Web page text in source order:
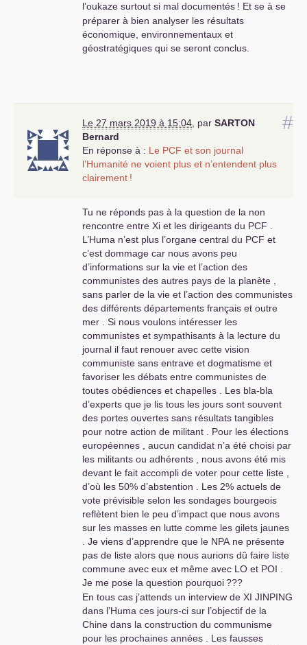
courage, JPPage
l’oukaze surtout si mal documentés ! Et se à se
préparer à bien analyser les résultats
économique, environnementaux et
géostratégiques qui se seront conclus.
#
Le 27 mars 2019 à 15:04 par SARTON
Bernard
En réponse à : Le PCF et son journal
l’Humanité ne voient plus et n’entendent plus
clairement !
Tu ne réponds pas à la question de la non
rencontre entre Xi et les dirigeants du PCF
L’Huma n’est plus l’organe central du PCF et
c’est dommage car nous avons peu
d’informations sur la vie et l’action des
communistes des autres pays de la planète ,
sans parler de la vie et l’action des communistes
des différents départements français et outre
mer . Si nous voulons intéresser les
communistes et sympathisants à la lecture du
journal il faut renouer avec cette vision
communiste sans entrave et dogmatisme et
favoriser les débats entre communistes de
toutes obédiences et chapelles . Les bla-bla
d’experts que je lis tous les jours sont souvent
des portes ouvertes sans résultats tangibles
pour notre action de militant . Pour les élections
européennes , aucun candidat n’a été choisi par
les militants ou adhérents , nous avons été mis
devant le fait accompli de voter pour cette liste ,
d’où les 50% d’abstention . Les 2% actuels de
vote prévisible selon les sondages bourgeois
reflètent bien le peu d’impact que nous avons
sur les masses en lutte comme les gilets jaunes
. Je viens d’apprendre que le NPA ne présente
pas de liste alors que nous aurions dû faire liste
commune avec eux et même avec LO et POI
Je me pose la question pourquoi???
En tous cas j’attends un interview de XI JINPING
dans l’Huma ces jours-ci sur l’objectif de la
Chine dans la construction du communisme
pour les prochaines années . Les fausses